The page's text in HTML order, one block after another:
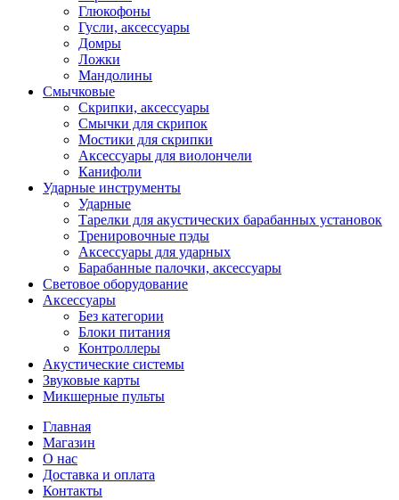
Глюкофоны
Гусли, аксессуары
Домры
Ложки
Мандолины
Смычковые
Скрипки, аксессуары
Смычки для скрипок
Мостики для скрипки
Аксессуары для виолончели
Канифоли
Ударные инструменты
Ударные
Тарелки для акустических барабанных установок
Тренировочные пэды
Аксессуары для ударных
Барабанные палочки, аксессуары
Световое оборудование
Аксессуары
Без категории
Блоки питания
Контроллеры
Акустические системы
Звуковые карты
Микшерные пульты
Главная
Магазин
О нас
Доставка и оплата
Контакты